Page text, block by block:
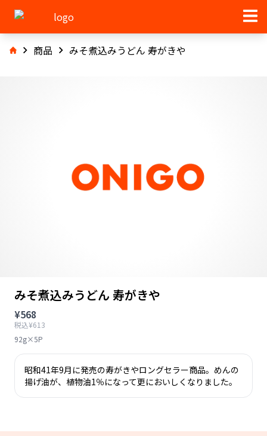
商品 みそ煮込みうどん 寿がきや
みそ煮込みうどん 寿がきや
¥568
税込¥613
92g×5P
昭和41年9月に発売の寿がきやロングセラー商品。めんの
揚げ油が、植物油1％になって更においしくなりました。